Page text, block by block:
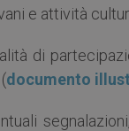
e attività
di
documento